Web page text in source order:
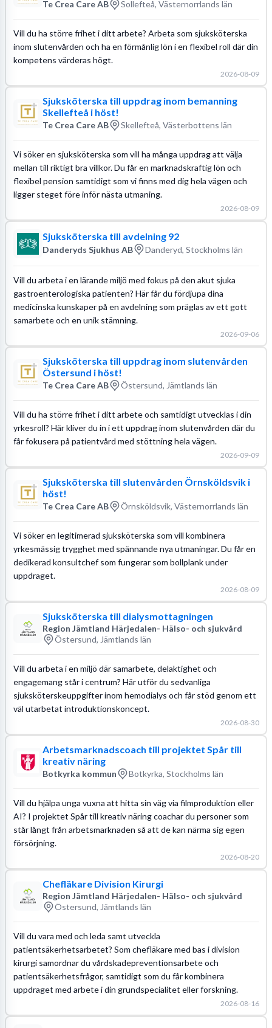
Te Crea Care AB Sollefteå, Västernorrlands län
Vill du ha större frihet i ditt arbete? Arbeta som sjuksköterska
inom slutenvården och ha en förmånlig lön i en flexibel roll där din
kompetens värderas högt.
2026-08-09
Sjuksköterska till uppdrag inom bemanning
Skellefteå i höst!
Te Crea Care AB Skellefteå, Västerbottens län
Vi söker en sjuksköterska som vill ha många uppdrag att välja
mellan till riktigt bra villkor. Du får en marknadskraftig lön och
flexibel pension samtidigt som vi finns med dig hela vägen och
ligger steget före inför nästa utmaning.
2026-08-09
Sjuksköterska till avdelning 92
Danderyds Sjukhus AB Danderyd, Stockholms län
Vill du arbeta i en lärande miljö med fokus på den akut sjuka
gastroenterologiska patienten? Här får du fördjupa dina
medicinska kunskaper på en avdelning som präglas av ett gott
samarbete och en unik stämning.
2026-09-06
Sjuksköterska till uppdrag inom slutenvården
Östersund i höst!
Te Crea Care AB Östersund, Jämtlands län
Vill du ha större frihet i ditt arbete och samtidigt utvecklas i din
yrkesroll? Här kliver du in i ett uppdrag inom slutenvården där du
får fokusera på patientvård med stöttning hela vägen.
2026-09-09
Sjuksköterska till slutenvården Örnsköldsvik i
höst!
Te Crea Care AB Örnsköldsvik, Västernorrlands län
Vi söker en legitimerad sjuksköterska som vill kombinera
yrkesmässig trygghet med spännande nya utmaningar. Du får en
dedikerad konsultchef som fungerar som bollplank under
uppdraget.
2026-08-09
Sjuksköterska till dialysmottagningen
Region Jämtland Härjedalen- Hälso- och sjukvård
Östersund, Jämtlands län
Vill du arbeta i en miljö där samarbete, delaktighet och
engagemang står i centrum? Här utför du sedvanliga
sjuksköterskeuppgifter inom hemodialys och får stöd genom ett
väl utarbetat introduktionskoncept.
2026-08-30
Arbetsmarknadscoach till projektet Spår till
kreativ näring
Botkyrka kommun Botkyrka, Stockholms län
Vill du hjälpa unga vuxna att hitta sin väg via filmproduktion eller
AI? I projektet Spår till kreativ näring coachar du personer som
står långt från arbetsmarknaden så att de kan närma sig egen
försörjning.
2026-08-20
Chefläkare Division Kirurgi
Region Jämtland Härjedalen- Hälso- och sjukvård
Östersund, Jämtlands län
Vill du vara med och leda samt utveckla
patientsäkerhetsarbetet? Som chefläkare med bas i division
kirurgi samordnar du vårdskadepreventionsarbete och
patientsäkerhetsfrågor, samtidigt som du får kombinera
uppdraget med arbete i din grundspecialitet eller forskning.
2026-08-16